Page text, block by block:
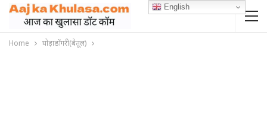
Home घोड़ाडोंगरी(बैतूल)
English